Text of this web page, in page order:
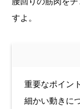
すよ。
重要なポイン
細かい動きに